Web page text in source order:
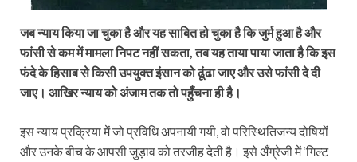
जब न्याय किया जा चुका है और यह साबित हो चुका है कि जुर्म हुआ है और
फांसी से कम में मामला निपट नहीं सकता, तब यह ताया पाया जाता है कि इस
फंदे के हिसाब से किसी उपयुक्‍त इंसान को ढूंढा जाए और उसे फांसी दे दी
जाए। आखिर न्याय को अंजाम तक तो पहुँचना ही है।
इस न्याय प्रक्रिया में जो प्रविधि अपनायी गयी, वो परिस्थितिजन्य दोषियों
और उनके बीच के आपसी जुड़ाव को तरजीह देती है। इसे अँग्रेजी में ‘गिल्ट